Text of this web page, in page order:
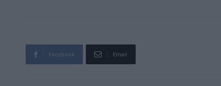
Facebook Email